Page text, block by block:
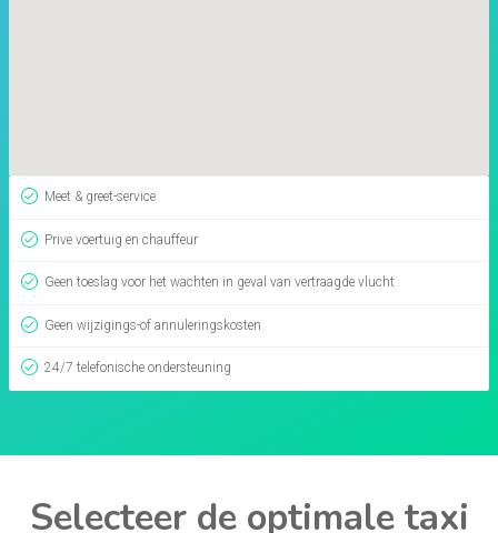
Meet & greet-service
Prive voertuig en chauffeur
Geen toeslag voor het wachten in geval van vertraagde vlucht
Geen wijzigings-of annuleringskosten
24/7 telefonische ondersteuning
Selecteer de optimale taxi